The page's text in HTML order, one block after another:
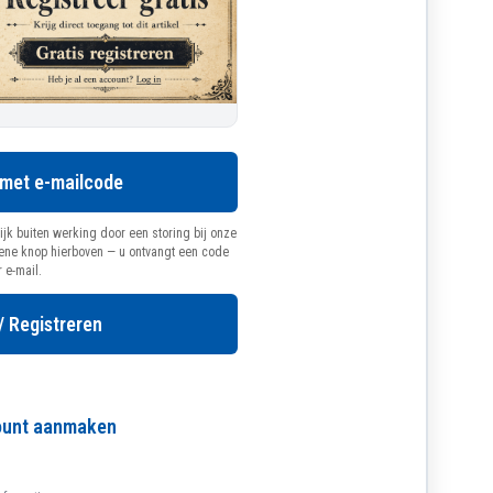
e-mailcode
buiten werking door een storing bij onze
knop hierboven — u ontvangt een code
e-mail.
Registreren
aanmaken